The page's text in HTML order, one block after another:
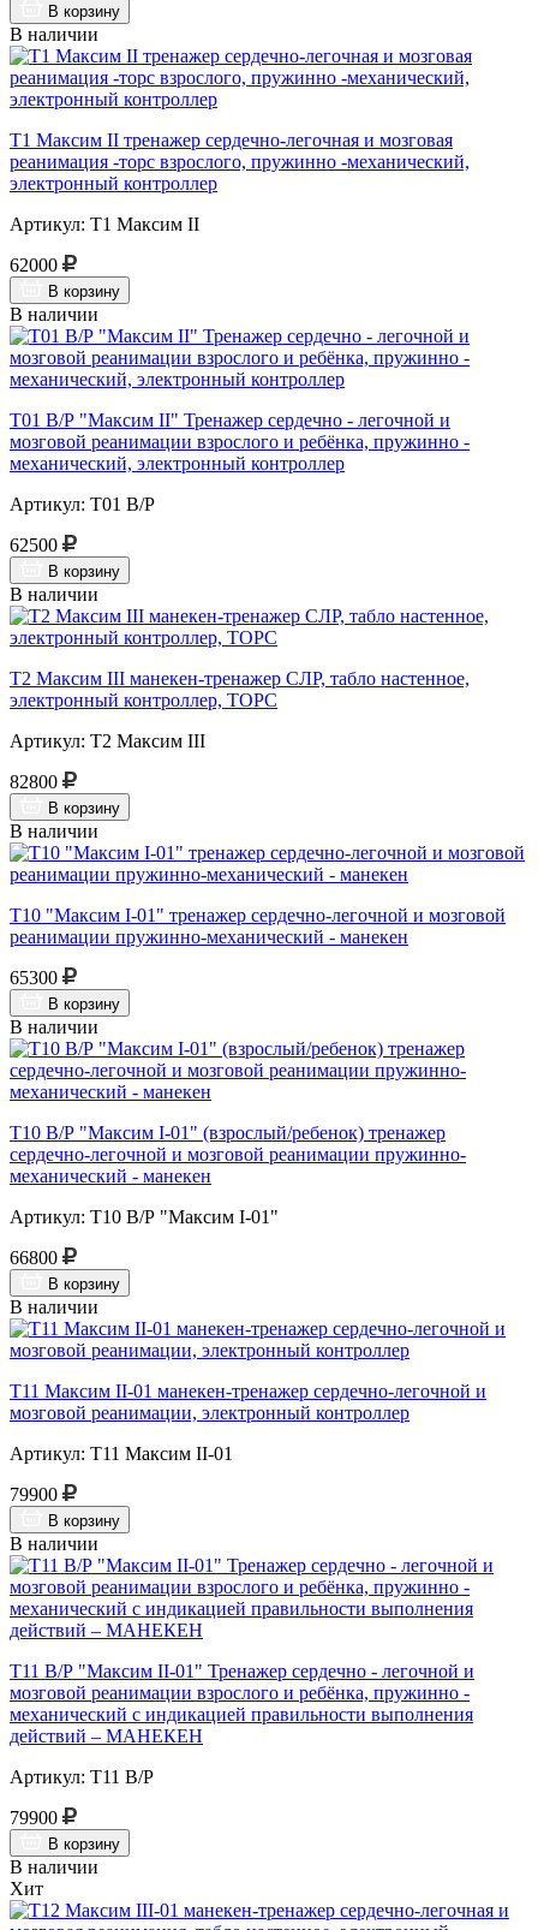
В корзину
В наличии
Т1 Максим II тренажер сердечно-легочная и мозговая
реанимация -торс взрослого, пружинно -механический,
электронный контроллер
Артикул: Т1 Максим II
62000
В корзину
В наличии
Т01 В/Р "Максим II" Тренажер сердечно - легочной и
мозговой реанимации взрослого и ребёнка, пружинно -
механический, электронный контроллер
Артикул: Т01 В/Р
62500
В корзину
В наличии
Т2 Максим III манекен-тренажер СЛР, табло настенное,
электронный контроллер, ТОРС
Артикул: Т2 Максим III
82800
В корзину
В наличии
Т10 "Максим I-01" тренажер сердечно-легочной и мозговой
реанимации пружинно-механический - манекен
65300
В корзину
В наличии
Т10 В/Р "Максим I-01" (взрослый/ребенок) тренажер
сердечно-легочной и мозговой реанимации пружинно-
механический - манекен
Артикул: Т10 В/Р "Максим I-01"
66800
В корзину
В наличии
Т11 Максим II-01 манекен-тренажер сердечно-легочной и
мозговой реанимации, электронный контроллер
Артикул: Т11 Максим II-01
79900
В корзину
В наличии
Т11 В/Р "Максим II-01" Тренажер сердечно - легочной и
мозговой реанимации взрослого и ребёнка, пружинно -
механический с индикацией правильности выполнения
действий – МАНЕКЕН
Артикул: Т11 В/Р
79900
В корзину
В наличии
Хит